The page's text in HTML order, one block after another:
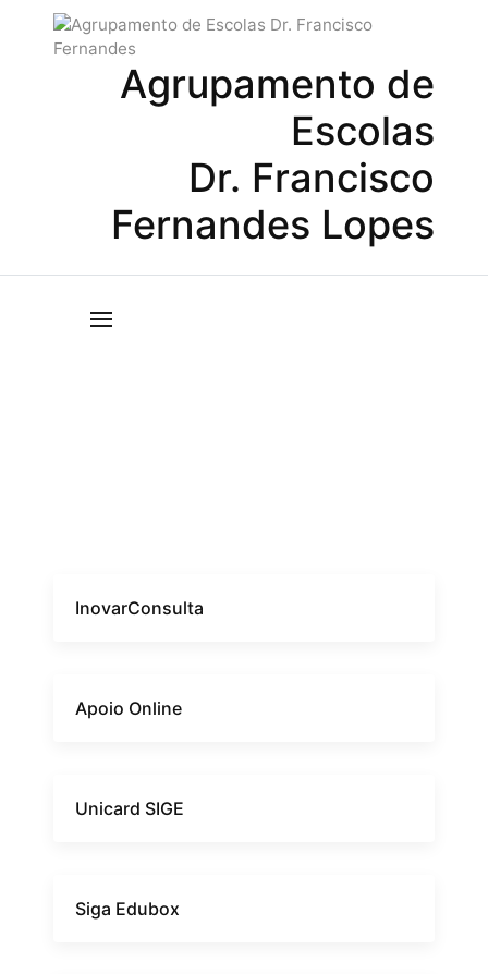
Agrupamento de
Escolas
Dr. Francisco
Fernandes Lopes
InovarConsulta
Apoio Online
Unicard SIGE
Siga Edubox